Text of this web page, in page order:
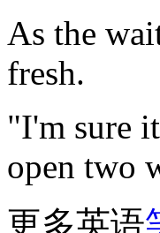
As the
fresh.
"I'm sure
open two
更多英语